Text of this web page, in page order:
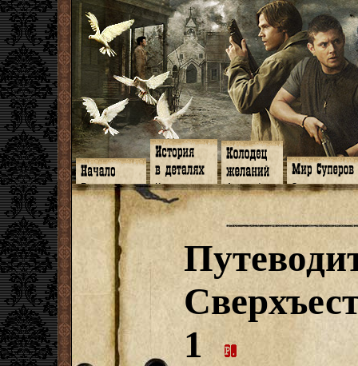
Главная
Программа
Форум
Facebook
Гостевая
Книги
Галереи
Музыка
Видео
Субтитры
Заметки
Мысли
Откровение
Арт-кафе
Игромания
Фанфики
Фанарт
Анекдоты
Передоз
Страшилки
Знакомство
Обитатели
Семейное
Дневник
СИЗО
Суперы от и
1